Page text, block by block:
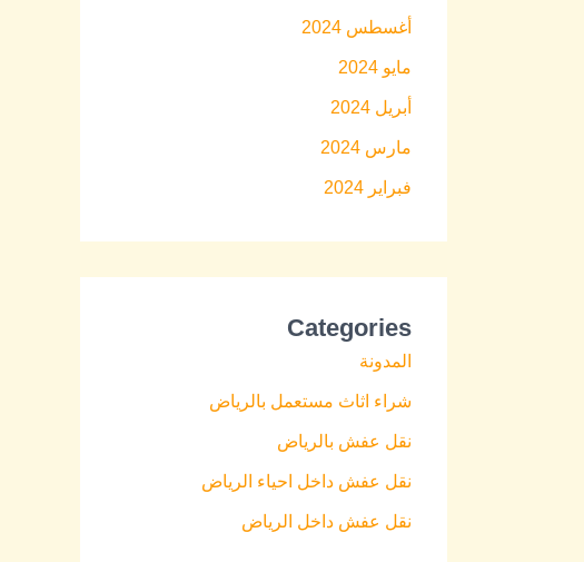
أغسطس 2024
مايو 2024
أبريل 2024
مارس 2024
فبراير 2024
Categories
المدونة
شراء اثاث مستعمل بالرياض
نقل عفش بالرياض
نقل عفش داخل احياء الرياض
نقل عفش داخل الرياض